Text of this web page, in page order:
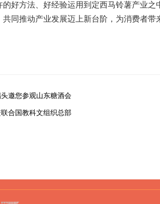
好方法、好经验运用到定西马铃薯产业之
共同推动产业发展迈上新台阶，为消费者
邀您参观山东糖酒会
合国教科文组织总部